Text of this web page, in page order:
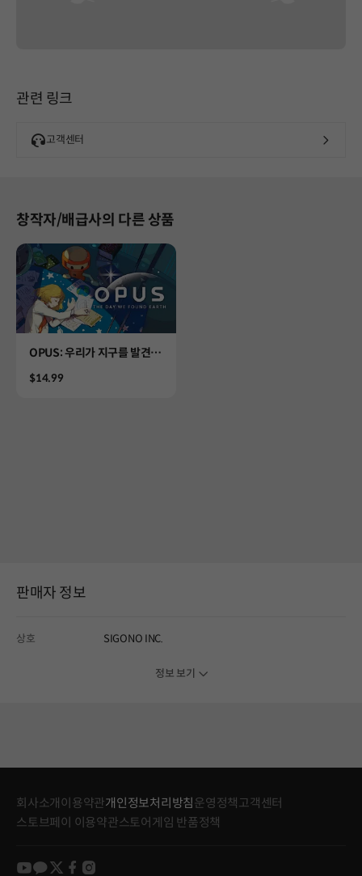
관련 링크
고객센터
창작자/배급사의 다른 상품
Product
OPUS: 우리가 지구를 발견한
Price
$14.99
판매자 정보
상호 SIGONO INC.
정보 보기
회사소개이용약관개인정보처리방침 운영정책고객센터
스토브페이 이용약관스토어게임 반품정책
youtube
kakao
twitter
facebook
instagram